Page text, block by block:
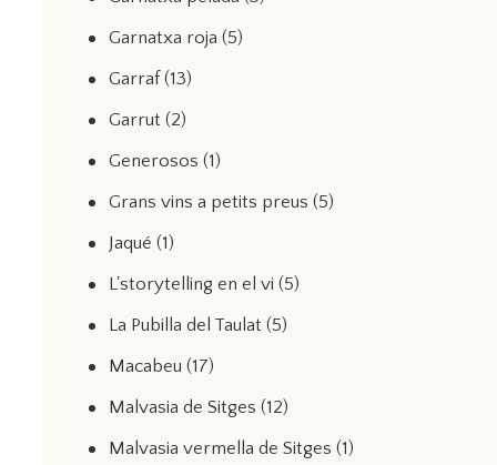
Garnatxa roja (5)
Garraf (13)
Garrut (2)
Generosos (1)
Grans vins a petits preus (5)
Jaqué (1)
L'storytelling en el vi (5)
La Pubilla del Taulat (5)
Macabeu (17)
Malvasia de Sitges (12)
Malvasia vermella de Sitges (1)